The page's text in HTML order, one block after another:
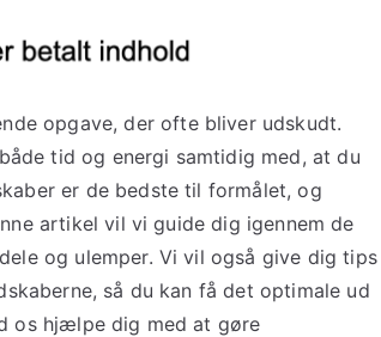
opgave, der ofte bliver udskudt.
tid og energi samtidig med, at du
er de bedste til formålet, og
artikel vil vi guide dig igennem de
og ulemper. Vi vil også give dig tips
så du kan få det optimale ud
os hjælpe dig med at gøre